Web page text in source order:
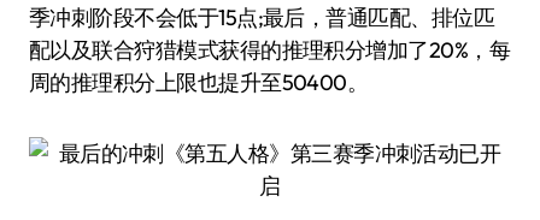
季冲刺阶段不会低于15点;最后，普通匹配、排位匹
配以及联合狩猎模式获得的推理积分增加了20%，每
周的推理积分上限也提升至50400。